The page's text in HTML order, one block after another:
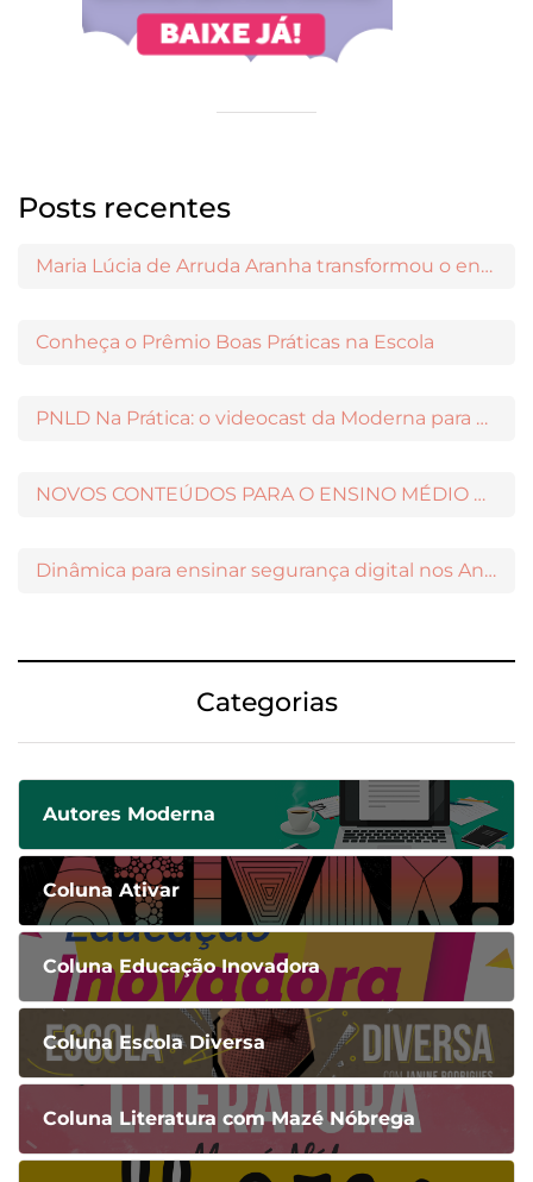
Posts recentes
Maria Lúcia de Arruda Aranha transformou o ensino de Filosofia no Brasil
Conheça o Prêmio Boas Práticas na Escola
PNLD Na Prática: o videocast da Moderna para apoiar a escolha das obras aprovadas
NOVOS CONTEÚDOS PARA O ENSINO MÉDIO DISPONÍVEIS NO MODERNAMIGOS
Dinâmica para ensinar segurança digital nos Anos Iniciais
Categorias
Autores Moderna
Coluna Ativar
Coluna Educação Inovadora
Coluna Escola Diversa
Coluna Literatura com Mazé Nóbrega